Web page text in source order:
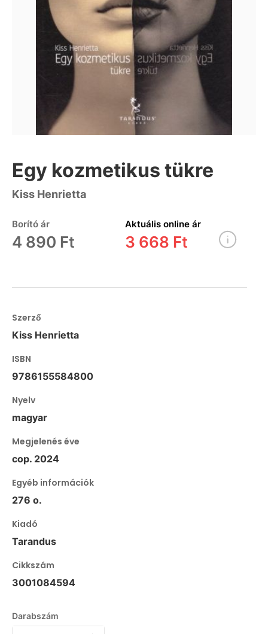
Egy kozmetikus tükre
Kiss Henrietta
Borító ár
4 890 Ft
Aktuális online ár
3 668 Ft
Szerző
Kiss Henrietta
ISBN
9786155584800
Nyelv
magyar
Megjelenés éve
cop. 2024
Egyéb információk
276 o.
Kiadó
Tarandus
Cikkszám
3001084594
Darabszám